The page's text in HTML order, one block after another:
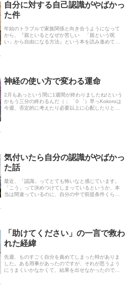
自分に対する自己認識がやばかっ
た件
年始のトラブルで家族関係と向き合うようになって
から、『親といるとなぜか苦しい 「親という呪
い」から自由になる方法』という本を読み進めてい
神経の使い方で変わる運命
2月もあっという間に1週間が終わりましたね!という
かもう三分の終わるんだ（；゜０゜）早っKokoroは
今週、否定的に考えたり必要以上に心配したりとず
気付いたら自分の認識がやばかっ
た話
最近、「認識」ってとても怖いなと感じています。
「こう」って決めつけてしまっているというか、本
当は間違っているのに、自分の中で前提条件くらい
「助けてください」の一言で救わ
れた経緯
先週、ものすごく自分を責めてしまった時がありま
した。ある用事があったのですが、それが思うよう
にうまくいかなかくて、結果を出せなかったので